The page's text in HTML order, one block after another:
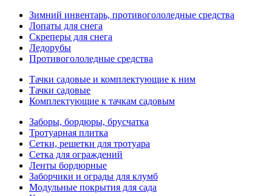
Зимний инвентарь, противогололедные средства
Лопаты для снега
Скреперы для снега
Ледорубы
Противогололедные средства
Тачки садовые и комплектующие к ним
Тачки садовые
Комплектующие к тачкам садовым
Заборы, бордюры, брусчатка
Тротуарная плитка
Сетки, решетки для тротуара
Сетка для ограждений
Ленты бордюрные
Заборчики и ограды для клумб
Модульные покрытия для сада